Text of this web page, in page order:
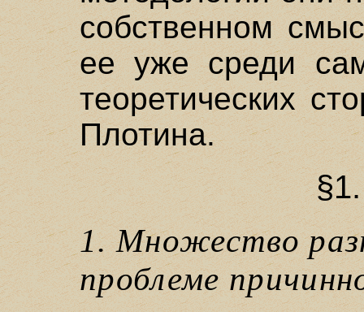
собственном
ее уже среди
теоретических
Плотина.
1. Множество
проблеме